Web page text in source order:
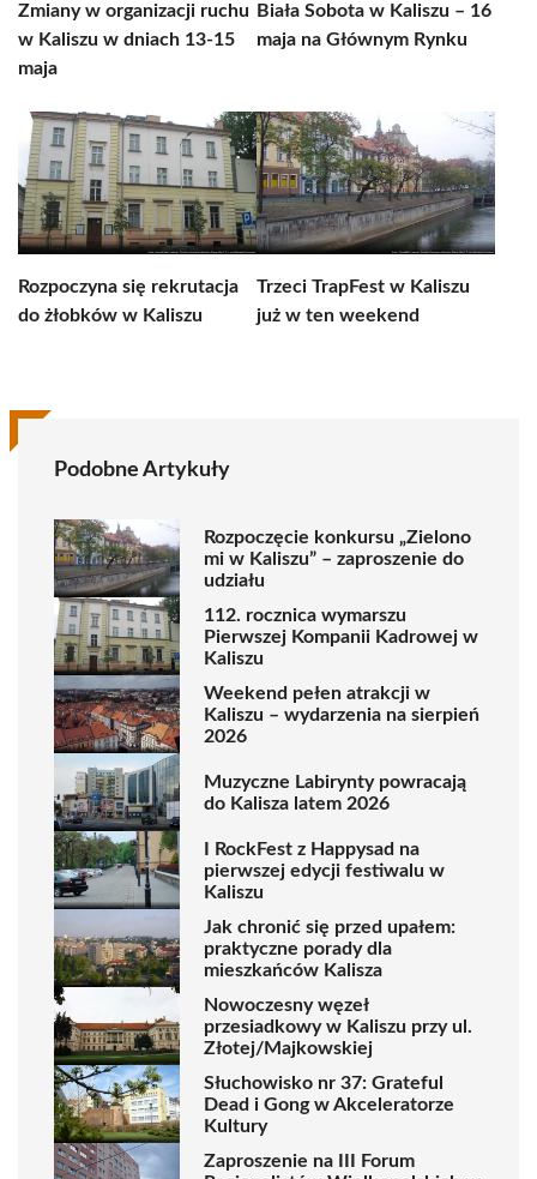
Zmiany w organizacji ruchu
w Kaliszu w dniach 13-15
maja
Biała Sobota w Kaliszu – 16
maja na Głównym Rynku
Rozpoczyna się rekrutacja
do żłobków w Kaliszu
Trzeci TrapFest w Kaliszu
już w ten weekend
Podobne Artykuły
Rozpoczęcie konkursu „Zielono
mi w Kaliszu” – zaproszenie do
udziału
112. rocznica wymarszu
Pierwszej Kompanii Kadrowej w
Kaliszu
Weekend pełen atrakcji w
Kaliszu – wydarzenia na sierpień
2026
Muzyczne Labirynty powracają
do Kalisza latem 2026
I RockFest z Happysad na
pierwszej edycji festiwalu w
Kaliszu
Jak chronić się przed upałem:
praktyczne porady dla
mieszkańców Kalisza
Nowoczesny węzeł
przesiadkowy w Kaliszu przy ul.
Złotej/Majkowskiej
Słuchowisko nr 37: Grateful
Dead i Gong w Akceleratorze
Kultury
Zaproszenie na III Forum